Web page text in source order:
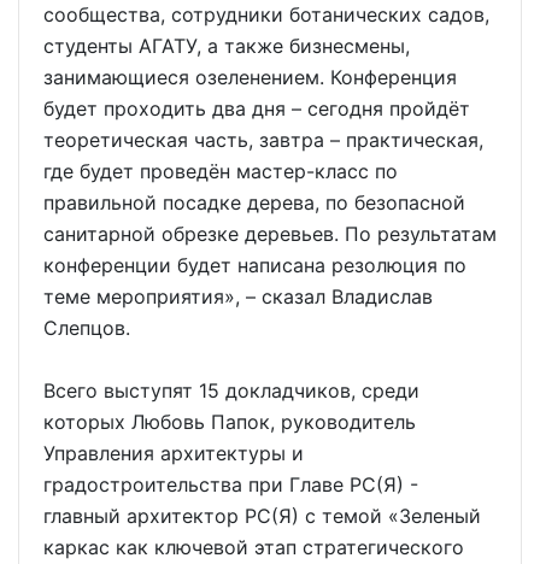
сообщества, сотрудники ботанических садов,
студенты АГАТУ, а также бизнесмены,
занимающиеся озеленением. Конференция
будет проходить два дня – сегодня пройдёт
теоретическая часть, завтра – практическая,
где будет проведён мастер-класс по
правильной посадке дерева, по безопасной
санитарной обрезке деревьев. По результатам
конференции будет написана резолюция по
теме мероприятия», – сказал Владислав
Слепцов.
Всего выступят 15 докладчиков, среди
которых Любовь Папок, руководитель
Управления архитектуры и
градостроительства при Главе РС(Я) -
главный архитектор РС(Я) с темой «Зеленый
каркас как ключевой этап стратегического